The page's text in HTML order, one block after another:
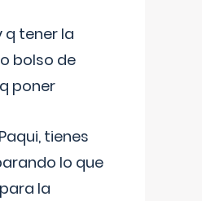
q tener la
bolso de
poner
tienes
lo que
la